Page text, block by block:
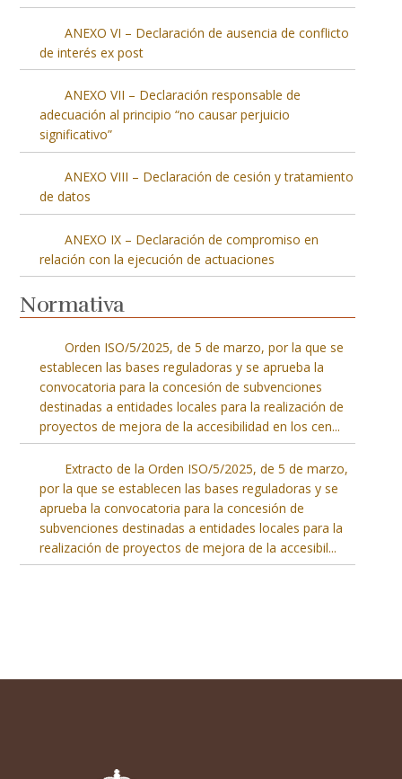
ANEXO VI – Declaración de ausencia de conflicto
de interés ex post
ANEXO VII – Declaración responsable de
adecuación al principio “no causar perjuicio
significativo”
ANEXO VIII – Declaración de cesión y tratamiento
de datos
ANEXO IX – Declaración de compromiso en
relación con la ejecución de actuaciones
Normativa
Orden ISO/5/2025, de 5 de marzo, por la que se
establecen las bases reguladoras y se aprueba la
convocatoria para la concesión de subvenciones
destinadas a entidades locales para la realización de
proyectos de mejora de la accesibilidad en los cen...
Extracto de la Orden ISO/5/2025, de 5 de marzo,
por la que se establecen las bases reguladoras y se
aprueba la convocatoria para la concesión de
subvenciones destinadas a entidades locales para la
realización de proyectos de mejora de la accesibil...